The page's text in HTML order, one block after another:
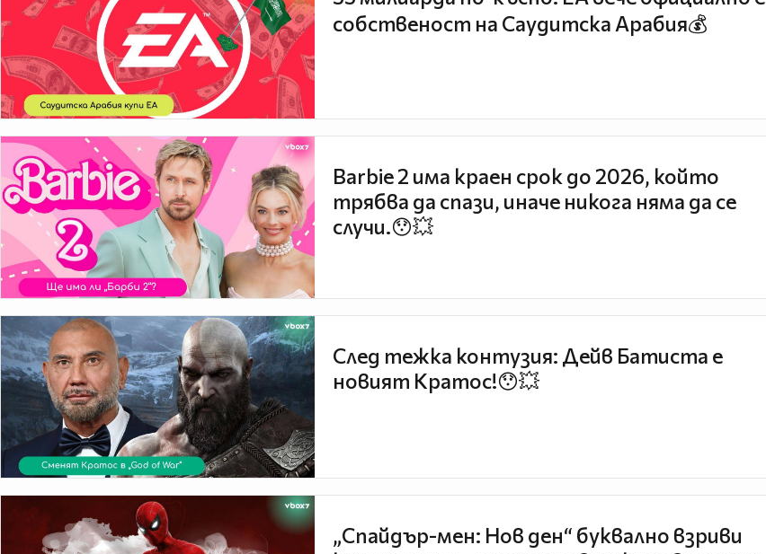
собственост на Саудитска Арабия💰
Barbie 2 има краен срок до 2026, който
трябва да спази, иначе никога няма да се
случи.😯💥
След тежка контузия: Дейв Батиста е
новият Кратос!😯💥
„Спайдър-мен: Нов ден“ буквално взриви